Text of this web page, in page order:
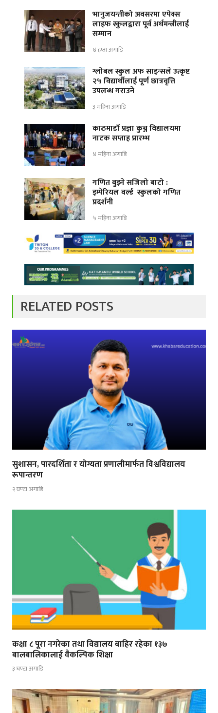
भानुजयन्तीको अवसरमा एपेक्स
लाइफ स्कुलद्वारा पूर्व अर्थमन्त्रीलाई
सम्मान
४ हप्ता अगाडि
ग्लोबल स्कुल अफ साइन्सले उत्कृष्ट
२५ विद्यार्थीलाई पूर्ण छात्रवृत्ति
उपलब्ध गराउने
३ महिना अगाडि
काठमाडौँ प्रज्ञा कुञ्ज विद्यालयमा
नाटक सप्ताह प्रारम्भ
४ महिना अगाडि
गणित बुझ्ने सजिलो बाटो :
इम्पेरियल वर्ल्ड स्कुलको गणित
प्रदर्शनी
५ महिना अगाडि
RELATED POSTS
सुशासन, पारदर्शिता र योग्यता प्रणालीमार्फत विश्वविद्यालय
रूपान्तरण
२ घण्टा अगाडि
कक्षा ८ पूरा नगरेका तथा विद्यालय बाहिर रहेका १३७
बालबालिकालाई वैकल्पिक शिक्षा
३ घण्टा अगाडि